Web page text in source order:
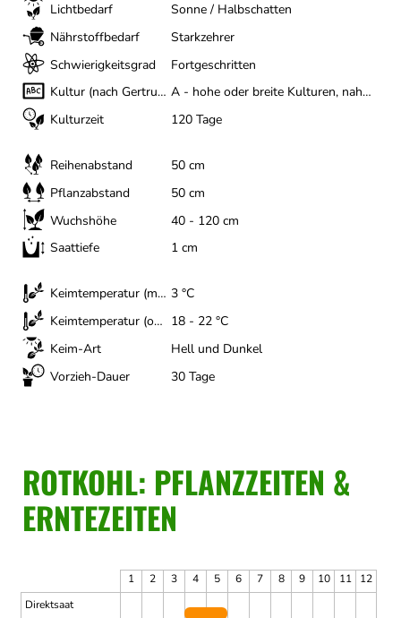
Lichtbedarf
Sonne / Halbschatten
Nährstoffbedarf
Starkzehrer
Schwierigkeitsgrad
Fortgeschritten
Kultur (nach Gertrud Franck)
A - hohe oder breite Kulturen, nahezu Ganzjährig, B - früh
Kulturzeit
120 Tage
Reihenabstand
50 cm
Pflanzabstand
50 cm
Wuchshöhe
40 - 120 cm
Saattiefe
1 cm
Keimtemperatur (minimal)
3 °C
Keimtemperatur (optimal)
18 - 22 °C
Keim-Art
Hell und Dunkel
Vorzieh-Dauer
30 Tage
ROTKOHL: PFLANZZEITEN &
ERNTEZEITEN
1 2 3 4 5 6 7 8 9 10 11
12
Direktsaat